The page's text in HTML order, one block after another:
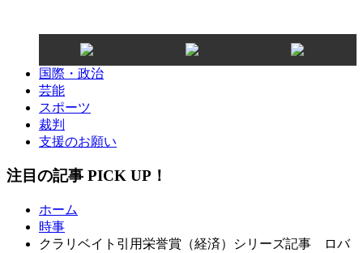
国際・政治
芸能
スポーツ
裁判
支援のお願い
注目の記事 PICK UP！
ホーム
時事
クラリベイト引用栄誉賞（経済）シリーズ記事 ロバ